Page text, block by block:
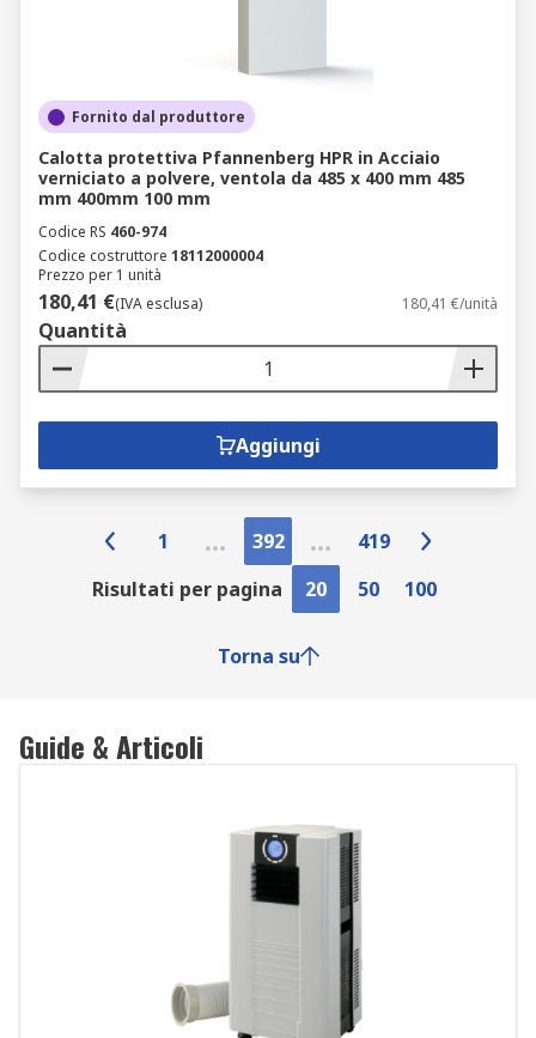
Fornito dal produttore
Calotta protettiva Pfannenberg HPR in Acciaio
verniciato a polvere, ventola da 485 x 400 mm 485
mm 400mm 100 mm
Codice RS 460-974
Codice costruttore 18112000004
Prezzo per 1 unità
180,41 €(IVA esclusa) 180,41 €/unità
Quantità
Aggiungi
1 392
419
Risultati per pagina
20 50 100
Torna su
Guide & Articoli